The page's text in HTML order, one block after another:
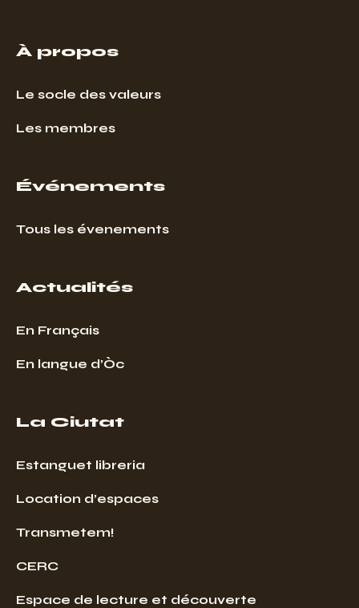
À propos
Le socle des valeurs
Les membres
Événements
Tous les évenements
Actualités
En Français
En langue d’Òc
La Ciutat
Estanguet libreria
Location d’espaces
Transmetem!
CERC
Espace de lecture et découverte